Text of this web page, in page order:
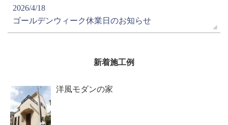
2026/4/18
ゴールデンウィーク休業日のお知らせ
新着施工例
洋風モダンの家